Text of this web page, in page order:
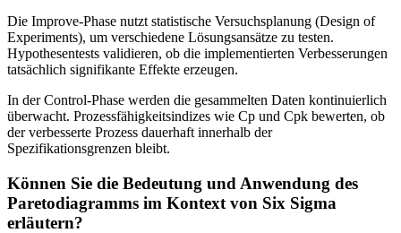
Die Improve-Phase nutzt statistische Versuchsplanung (Design of
Experiments), um verschiedene Lösungsansätze zu testen.
Hypothesentests validieren, ob die implementierten Verbesserungen
tatsächlich signifikante Effekte erzeugen.
In der Control-Phase werden die gesammelten Daten kontinuierlich
überwacht. Prozessfähigkeitsindizes wie Cp und Cpk bewerten, ob
der verbesserte Prozess dauerhaft innerhalb der
Spezifikationsgrenzen bleibt.
Können Sie die Bedeutung und Anwendung des
Paretodiagramms im Kontext von Six Sigma
erläutern?